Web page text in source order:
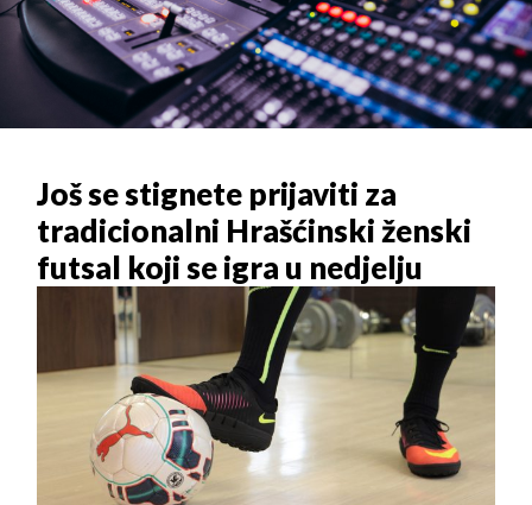
Još se stignete prijaviti za
tradicionalni Hrašćinski ženski
futsal koji se igra u nedjelju